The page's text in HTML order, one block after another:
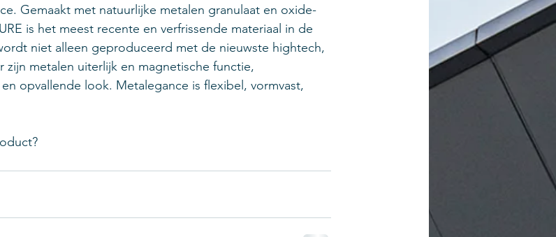
Gemaakt met natuurlijke metalen granulaat en oxide-
is het meest recente en verfrissende materiaal in de
niet alleen geproduceerd met de nieuwste hightech,
metalen uiterlijk en magnetische functie,
opvallende look. Metalegance is flexibel, vormvast,